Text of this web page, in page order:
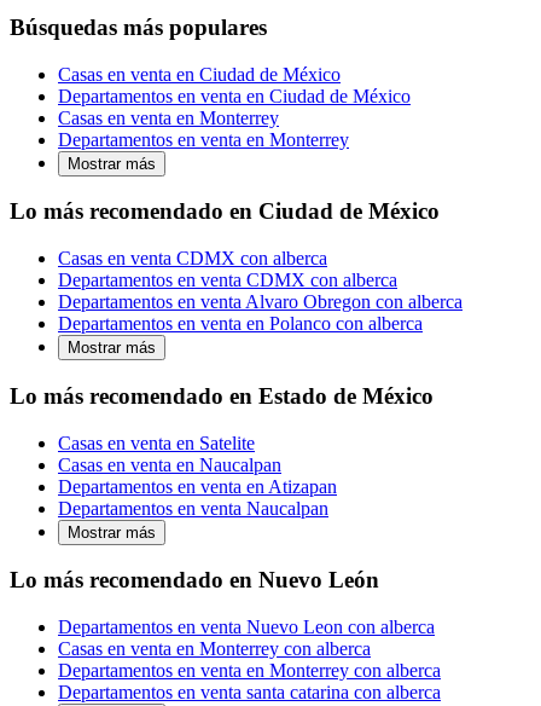
Búsquedas más populares
Casas en venta en Ciudad de México
Departamentos en venta en Ciudad de México
Casas en venta en Monterrey
Departamentos en venta en Monterrey
Mostrar más
Lo más recomendado en Ciudad de México
Casas en venta CDMX con alberca
Departamentos en venta CDMX con alberca
Departamentos en venta Alvaro Obregon con alberca
Departamentos en venta en Polanco con alberca
Mostrar más
Lo más recomendado en Estado de México
Casas en venta en Satelite
Casas en venta en Naucalpan
Departamentos en venta en Atizapan
Departamentos en venta Naucalpan
Mostrar más
Lo más recomendado en Nuevo León
Departamentos en venta Nuevo Leon con alberca
Casas en venta en Monterrey con alberca
Departamentos en venta en Monterrey con alberca
Departamentos en venta santa catarina con alberca